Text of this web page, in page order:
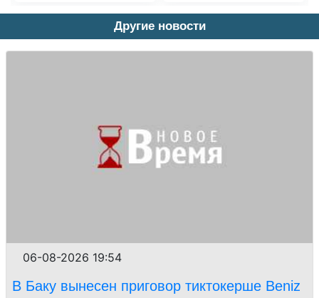
Другие новости
06-08-2026 19:54
В Баку вынесен приговор тиктокерше Beniz